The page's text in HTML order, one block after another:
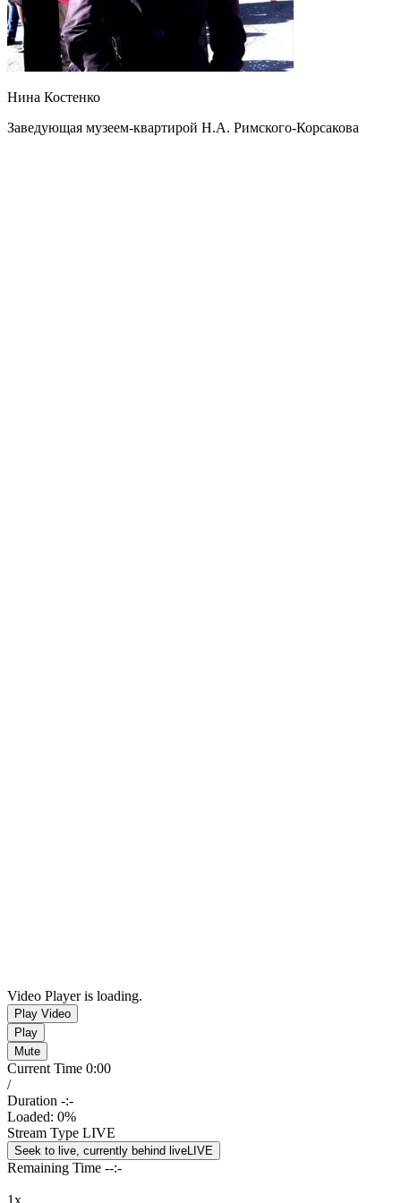
Нина Костенко
Заведующая музеем-квартирой Н.А. Римского-Корсакова
Video Player is loading.
Play Video
Play
Mute
Current Time 0:00
/
Duration -:-
Loaded: 0%
Stream Type LIVE
Seek to live, currently behind liveLIVE
Remaining Time --:-